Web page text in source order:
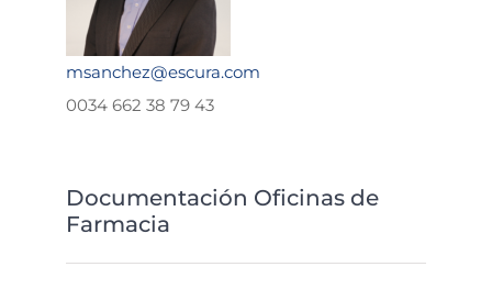
msanchez@escura.com
0034 662 38 79 43
Documentación Oficinas de
Farmacia